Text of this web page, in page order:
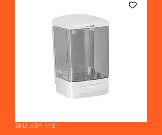
SKU: ABP-11B